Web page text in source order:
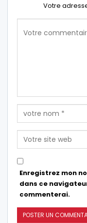
Votre
Enregistrez mon
dans ce
commenterai.